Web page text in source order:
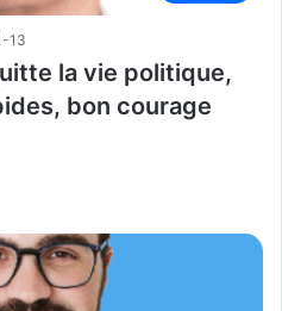
13
la vie politique,
bon courage